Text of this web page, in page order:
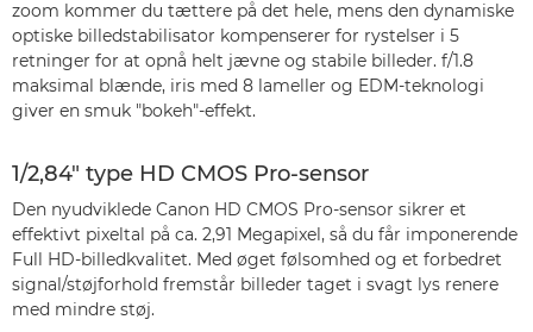
zoom kommer du tættere på det hele, mens den dynamiske
optiske billedstabilisator kompenserer for rystelser i 5
retninger for at opnå helt jævne og stabile billeder. f/1.8
maksimal blænde, iris med 8 lameller og EDM-teknologi
giver en smuk "bokeh"-effekt.
1/2,84" type HD CMOS Pro-sensor
Den nyudviklede Canon HD CMOS Pro-sensor sikrer et
effektivt pixeltal på ca. 2,91 Megapixel, så du får imponerende
Full HD-billedkvalitet. Med øget følsomhed og et forbedret
signal/støjforhold fremstår billeder taget i svagt lys renere
med mindre støj.